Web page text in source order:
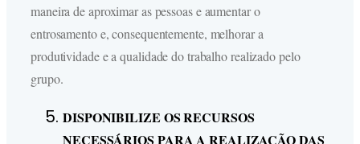
maneira de aproximar as pessoas e aumentar o
entrosamento e, consequentemente, melhorar a
produtividade e a qualidade do trabalho realizado pelo
grupo.
DISPONIBILIZE OS RECURSOS
NECESSÁRIOS PARA A REALIZAÇÃO DAS